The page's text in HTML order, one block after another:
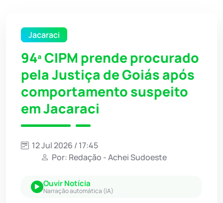
Jacaraci
94ª CIPM prende procurado
pela Justiça de Goiás após
comportamento suspeito
em Jacaraci
12 Jul 2026 / 17:45
Por: Redação - Achei Sudoeste
Ouvir Notícia
Narração automática (IA)